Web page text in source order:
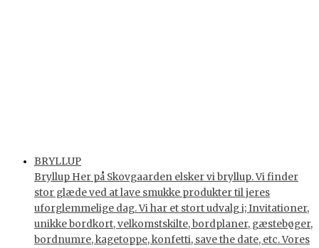
BRYLLUP
Bryllup Her på Skovgaarden elsker vi bryllup. Vi finder
stor glæde ved at lave smukke produkter til jeres
uforglemmelige dag. Vi har et stort udvalg i; Invitationer,
unikke bordkort, velkomstskilte, bordplaner, gæstebøger,
bordnumre, kagetoppe, konfetti, save the date, etc. Vores